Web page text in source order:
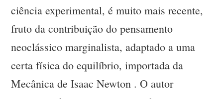
ciência experimental, é muito mais recente,
fruto da contribuição do pensamento
neoclássico marginalista, adaptado a uma
certa física do equilíbrio, importada da
Mecânica de Isaac Newton . O autor